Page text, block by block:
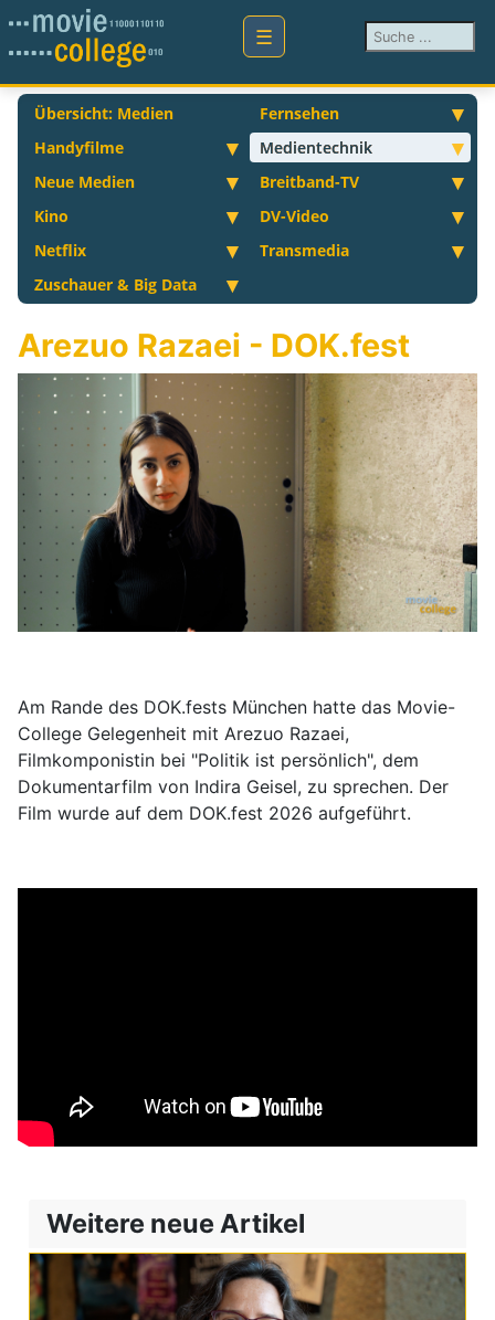
Suchen ...
Übersicht: Medien
Fernsehen
Handyfilme
Medientechnik
Neue Medien
Breitband-TV
Kino
DV-Video
Netflix
Transmedia
Zuschauer & Big Data
Arezuo Razaei - DOK.fest
Am Rande des DOK.fests München hatte das Movie-
College Gelegenheit mit Arezuo Razaei,
Filmkomponistin bei "Politik ist persönlich", dem
Dokumentarfilm von Indira Geisel, zu sprechen. Der
Film wurde auf dem DOK.fest 2026 aufgeführt.
Weitere neue Artikel